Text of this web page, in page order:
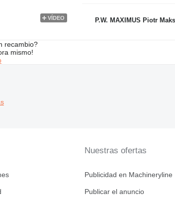
VÍDEO P.W. MAXIMUS Piotr
recambio?
mismo!
Nuestras ofertas
Publicidad en Machineryline
Publicar el anuncio